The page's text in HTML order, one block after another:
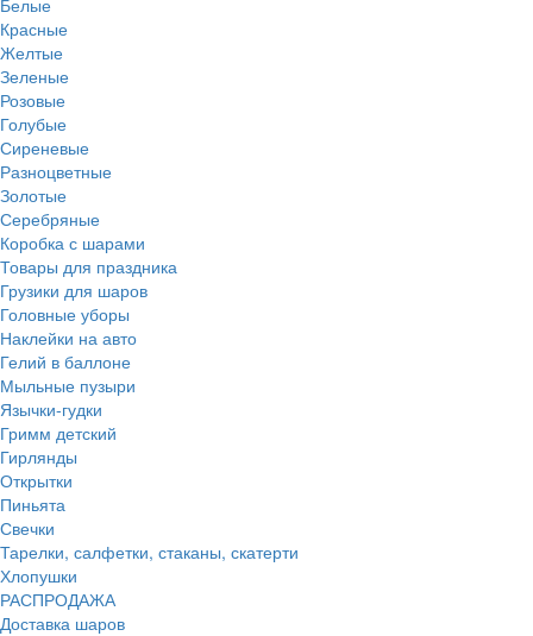
Красные
Желтые
Зеленые
Розовые
Голубые
Сиреневые
Разноцветные
Золотые
Серебряные
Коробка с шарами
Товары для праздника
Грузики для шаров
Головные уборы
Наклейки на авто
Гелий в баллоне
Мыльные пузыри
Язычки-гудки
Гримм детский
Гирлянды
Открытки
Пиньята
Свечки
Тарелки, салфетки, стаканы, скатерти
Хлопушки
РАСПРОДАЖА
Доставка шаров